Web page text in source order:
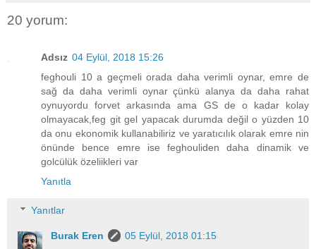
20 yorum:
Adsız 04 Eylül, 2018 15:26
feghouli 10 a geçmeli orada daha verimli oynar, emre de
sağ da daha verimli oynar çünkü alanya da daha rahat
oynuyordu forvet arkasında ama GS de o kadar kolay
olmayacak,feg git gel yapacak durumda değil o yüzden 10
da onu ekonomik kullanabiliriz ve yaratıcılık olarak emre nin
önünde bence emre ise feghouliden daha dinamik ve
golcülük özeliikleri var
Yanıtla
Yanıtlar
Burak Eren
05 Eylül, 2018 01:15